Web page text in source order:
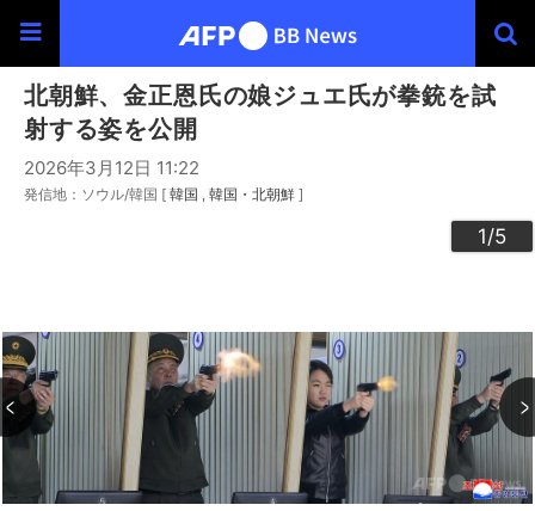
北朝鮮、金正恩氏の娘ジュエ氏が拳銃を試
射する姿を公開
2026年3月12日 11:22
発信地：ソウル/韓国 [ 韓国 韓国・北朝鮮 ]
1/5
2/5
3/5
4/5
5/5